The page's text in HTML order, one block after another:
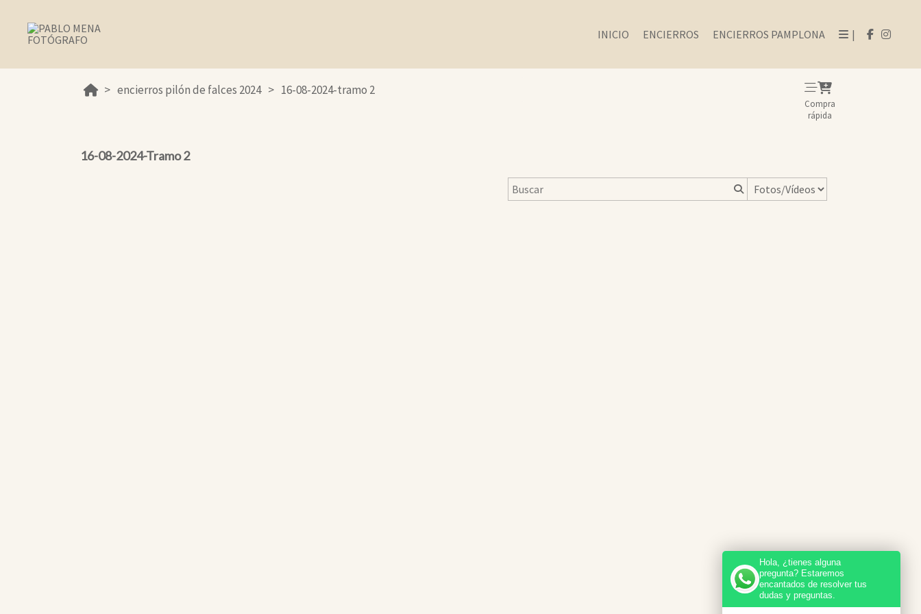
INICIO ENCIERROS ENCIERROS PAMPLONA |
encierros pilón de falces 2024 16-08-2024-tramo 2
Compra
rápida
16-08-2024-Tramo 2
Hola, ¿tienes alguna
pregunta? Estaremos
encantados de resolver tus
dudas y preguntas.